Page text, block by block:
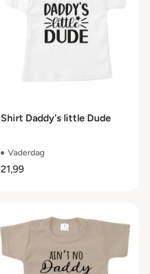
Shirt Daddy's little Dude
Vaderdag
21,99